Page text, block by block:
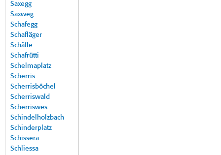
Saxegg
Saxweg
Schafegg
Schafläger
Schäfle
Schafrütti
Schelmaplatz
Scherris
Scherrisböchel
Scherriswald
Scherriswes
Schindelholzbach
Schinderplatz
Schissera
Schliessa